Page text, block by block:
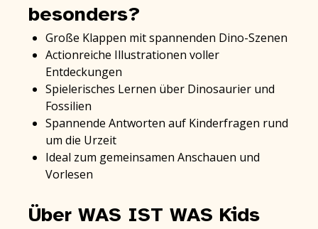
besonders?
Große Klappen mit spannenden Dino-Szenen
Actionreiche Illustrationen voller
Entdeckungen
Spielerisches Lernen über Dinosaurier und
Fossilien
Spannende Antworten auf Kinderfragen rund
um die Urzeit
Ideal zum gemeinsamen Anschauen und
Vorlesen
Über WAS IST WAS Kids